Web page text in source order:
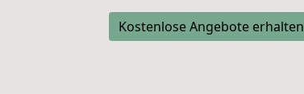
Kostenlose Angebote erhalten